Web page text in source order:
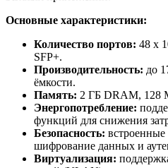
Основные характеристики:
Количество портов: 48 x
SFP+.
Производительность: до
ёмкости.
Память: 2 ГБ DRAM, 128
Энергопотребление:
функций для снижения
Безопасность:
шифрование данных и
Виртуализация: